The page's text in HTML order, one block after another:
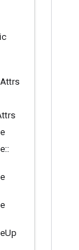
Attrs
::
Up